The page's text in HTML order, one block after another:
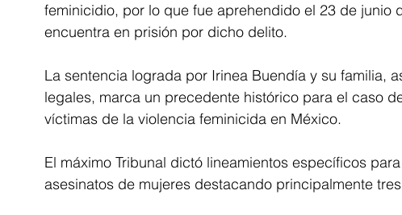
feminicidio, por lo que fue aprehendido el 23 de junio
encuentra en prisión por dicho delito.
La sentencia lograda por Irinea Buendía y su familia,
legales, marca un precedente histórico para el caso
víctimas de la violencia feminicida en México.
El máximo Tribunal dictó lineamientos específicos
asesinatos de mujeres destacando principalmente